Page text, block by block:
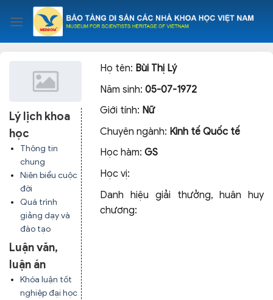
content
Lý lịch khoa
học
Thông tin
chung
Niên biểu cuộc
đời
Quá trình
giảng dạy và
đào tạo
Luận văn,
luận án
Khóa luận tốt
nghiệp đại học
Họ tên: Bùi Thị Lý
Năm sinh:05-07-1972
Giới tính: Nữ
Chuyên ngành: Kinh tế Quốc tế
Học hàm:GS
Học vị:
Danh hiệu giải thưởng, huân huy
chương: